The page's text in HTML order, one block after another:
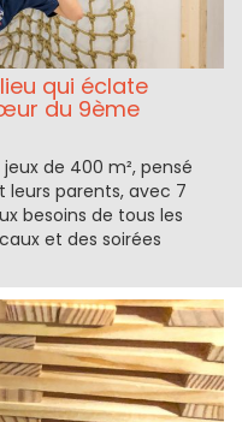
qui éclate
du 9ème
de 400 m², pensé
leurs parents, avec 7
besoins de tous les
et des soirées